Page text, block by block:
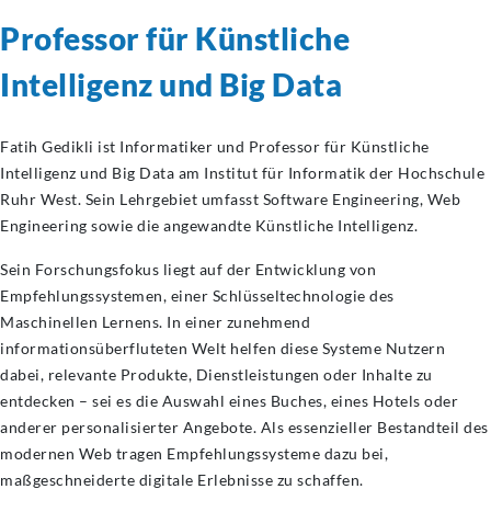
Professor für Künstliche
Intelligenz und Big Data
Fatih Gedikli ist Informatiker und Professor für Künstliche
Intelligenz und Big Data am Institut für Informatik der Hochschule
Ruhr West. Sein Lehrgebiet umfasst Software Engineering, Web
Engineering sowie die angewandte Künstliche Intelligenz.
Sein Forschungsfokus liegt auf der Entwicklung von
Empfehlungssystemen, einer Schlüsseltechnologie des
Maschinellen Lernens. In einer zunehmend
informationsüberfluteten Welt helfen diese Systeme Nutzern
dabei, relevante Produkte, Dienstleistungen oder Inhalte zu
entdecken – sei es die Auswahl eines Buches, eines Hotels oder
anderer personalisierter Angebote. Als essenzieller Bestandteil des
modernen Web tragen Empfehlungssysteme dazu bei,
maßgeschneiderte digitale Erlebnisse zu schaffen.